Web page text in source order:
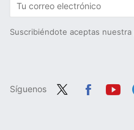
Suscribiéndote aceptas nuestra
Síguenos